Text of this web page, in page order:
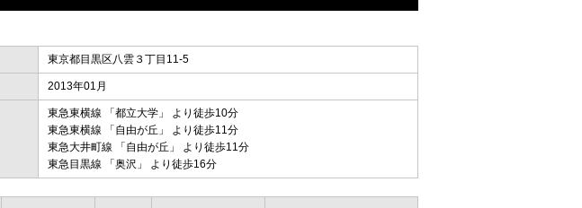
東京都目黒区八雲３丁目11-5
2013年01月
東急東横線 「 都立大学 」 より徒歩10分
東急東横線 「 自由が丘 」 より徒歩11分
東急大井町線 「 自由が丘 」 より徒歩11分
東急目黒線 「 奥沢 」 より徒歩16分